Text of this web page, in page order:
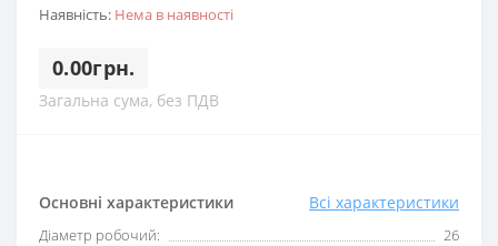
Наявність: Нема в наявності
0.00грн.
Загальна сума, без ПДВ
Основні характеристики Всі характеристики
Діаметр робочий:
26